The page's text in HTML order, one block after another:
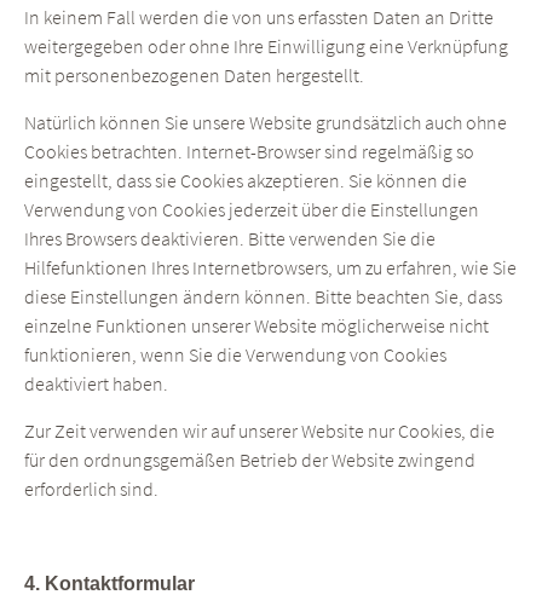
In keinem Fall werden die von uns erfassten Daten an Dritte
weitergegeben oder ohne Ihre Einwilligung eine Verknüpfung
mit personenbezogenen Daten hergestellt.
Natürlich können Sie unsere Website grundsätzlich auch ohne
Cookies betrachten. Internet-Browser sind regelmäßig so
eingestellt, dass sie Cookies akzeptieren. Sie können die
Verwendung von Cookies jederzeit über die Einstellungen
Ihres Browsers deaktivieren. Bitte verwenden Sie die
Hilfefunktionen Ihres Internetbrowsers, um zu erfahren, wie Sie
diese Einstellungen ändern können. Bitte beachten Sie, dass
einzelne Funktionen unserer Website möglicherweise nicht
funktionieren, wenn Sie die Verwendung von Cookies
deaktiviert haben.
Zur Zeit verwenden wir auf unserer Website nur Cookies, die
für den ordnungsgemäßen Betrieb der Website zwingend
erforderlich sind.
4. Kontaktformular